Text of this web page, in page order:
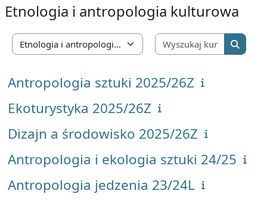
Etnologia i antropologia kulturowa
Kategorie kursów
Antropologia sztuki 2025/26Z
Ekoturystyka 2025/26Z
Dizajn a środowisko 2025/26Z
Antropologia i ekologia sztuki 24/25
Antropologia jedzenia 23/24L